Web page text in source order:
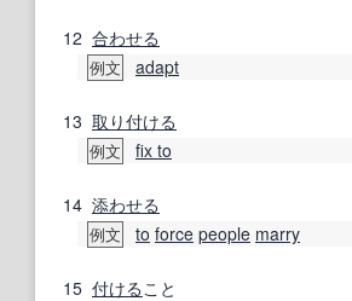
12 合わせる
例文 adapt
13 取り付ける
例文 fix to
14 添わせる
例文 to force people marry
15 付ける こと